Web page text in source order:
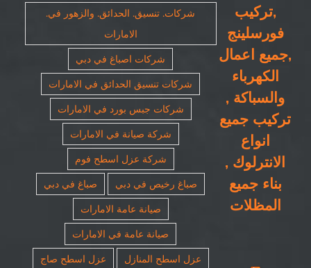
,تركيب
فورسلينج
,جميع اعمال
الكهرباء
والسباكة ,
تركيب جميع
انواع
الانترلوك ,
بناء جميع
المظلات
شركات. تنسيق. الحدائق. والزهور في.
الامارات
شركات اصباغ في دبي
شركات تنسيق الحدائق في الامارات
شركات جبس بورد في الامارات
شركة صيانة في الامارات
شركة عزل اسطح فوم
صباغ رخيص في دبي
صباغ في دبي
صيانة عامة الامارات
صيانة عامة في الامارات
عزل اسطح المنازل
عزل اسطح صاج